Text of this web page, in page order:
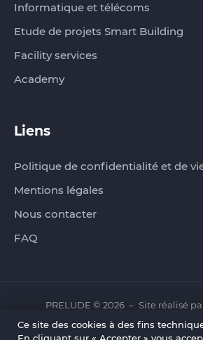
Informatique et télécoms
Etude de projets Smart Building
Facility services
Academy
Liens
Politique de confidentialité et de
Mentions légales
Nous contacter
FAQ
PRELUDE © 2026 Site réalisé
Ce site des cookies à des fins